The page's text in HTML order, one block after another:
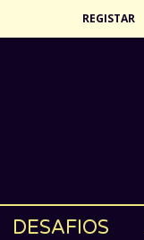
REGISTAR
DESAFIOS